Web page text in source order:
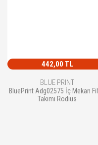
442,00 TL
BLUE PRINT
BluePrint Adg02575 İç Mekan
Takımı Rodıus